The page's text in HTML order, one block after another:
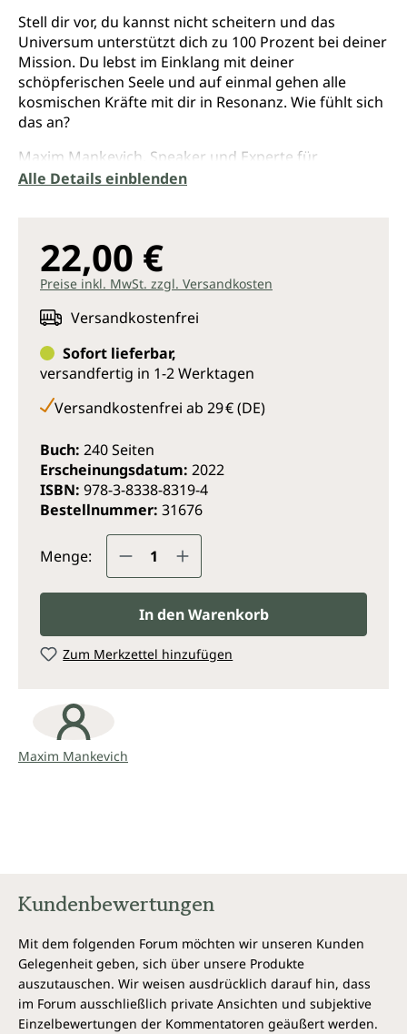
Stell dir vor, du kannst nicht scheitern und das
Universum unterstützt dich zu 100 Prozent bei deiner
Mission. Du lebst im Einklang mit deiner
schöpferischen Seele und auf einmal gehen alle
kosmischen Kräfte mit dir in Resonanz. Wie fühlt sich
das an?
Maxim Mankevich, Speaker und Experte für
Erfolgswissen, hat bereits Tausende von Menschen
Menschen nutzbar. Seine These: Das Universum stellt
sich uneingeschränkt hinter uns, sobald wir uns in
Einklang mit unserer Seelenaufgabe bringen. Wir
entdecken unseren leuchtenden Kern und erwecken
Dieses Buch ist eine Schatzkiste voller Praxis-Tools zu
Berufung, Geld, Glück, Umfeld, Spiritualität,
zahlreichen Tests, Checklisten & Meditationen.
Alle Details einblenden
22,00 €
Preise inkl. MwSt. zzgl. Versandkosten
Versandkostenfrei
Sofort lieferbar,
versandfertig in 1-2 Werktagen
Versandkostenfrei ab 29 € (DE)
Buch: 240 Seiten
Erscheinungsdatum: 2022
ISBN: 978-3-8338-8319-4
Bestellnummer: 31676
Menge: Produkt Anzahl: Gib den
In den Warenkorb
Zum Merkzettel hinzufügen
Maxim Mankevich
Kundenbewertungen
Mit dem folgenden Forum möchten wir unseren Kunden
Gelegenheit geben, sich über unsere Produkte
auszutauschen. Wir weisen ausdrücklich darauf hin, dass
im Forum ausschließlich private Ansichten und subjektive
Einzelbewertungen der Kommentatoren geäußert werden.